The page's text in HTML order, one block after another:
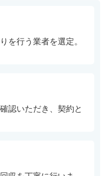
を行う業者を選定。
認いただき、契約と